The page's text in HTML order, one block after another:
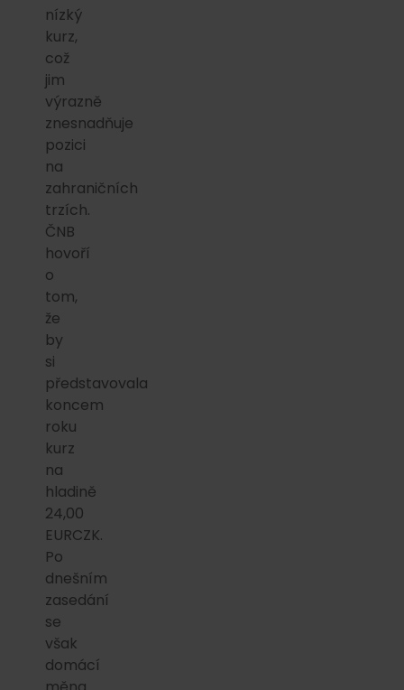
nízký
kurz,
což
jim
výrazně
znesnadňuje
pozici
na
zahraničních
trzích.
ČNB
hovoří
o
tom,
že
by
si
představovala
koncem
roku
kurz
na
hladině
24,00
EURCZK.
Po
dnešním
zasedání
se
však
domácí